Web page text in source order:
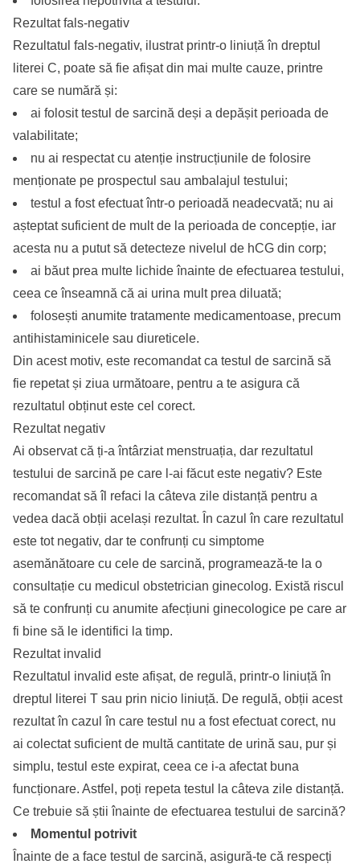
Rezultat fals-negativ
Rezultatul fals-negativ, ilustrat printr-o liniuță în dreptul
literei C, poate să fie afișat din mai multe cauze, printre
care se numără și:
ai folosit testul de sarcină deși a depășit perioada de
valabilitate;
nu ai respectat cu atenție instrucțiunile de folosire
menționate pe prospectul sau ambalajul testului;
testul a fost efectuat într-o perioadă neadecvată; nu ai
așteptat suficient de mult de la perioada de concepție, iar
acesta nu a putut să detecteze nivelul de hCG din corp;
ai băut prea multe lichide înainte de efectuarea testului,
ceea ce înseamnă că ai urina mult prea diluată;
folosești anumite tratamente medicamentoase, precum
antihistaminicele sau diureticele.
Din acest motiv, este recomandat ca testul de sarcină să
fie repetat și ziua următoare, pentru a te asigura că
rezultatul obținut este cel corect.
Rezultat negativ
Ai observat că ți-a întârziat menstruația, dar rezultatul
testului de sarcină pe care l-ai făcut este negativ? Este
recomandat să îl refaci la câteva zile distanță pentru a
vedea dacă obții același rezultat. În cazul în care rezultatul
este tot negativ, dar te confrunți cu simptome
asemănătoare cu cele de sarcină, programează-te la o
consultație cu medicul obstetrician ginecolog. Există riscul
să te confrunți cu anumite afecțiuni ginecologice pe care ar
fi bine să le identifici la timp.
Rezultat invalid
Rezultatul invalid este afișat, de regulă, printr-o liniuță în
dreptul literei T sau prin nicio liniuță. De regulă, obții acest
rezultat în cazul în care testul nu a fost efectuat corect, nu
ai colectat suficient de multă cantitate de urină sau, pur și
simplu, testul este expirat, ceea ce i-a afectat buna
funcționare. Astfel, poți repeta testul la câteva zile distanță.
Ce trebuie să știi înainte de efectuarea testului de sarcină?
Momentul potrivit
Înainte de a face testul de sarcină, asigură-te că respecți